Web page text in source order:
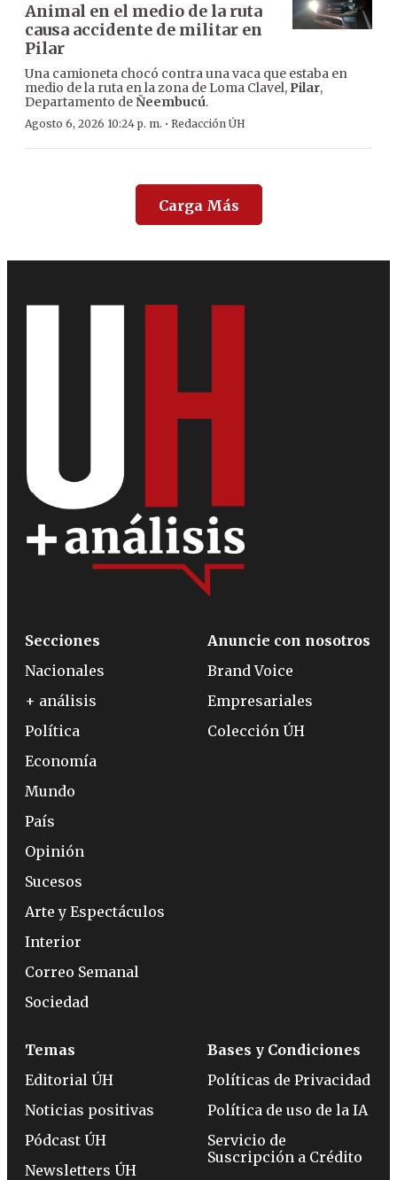
Animal en el medio de la ruta
causa accidente de militar en
Pilar
Una camioneta chocó contra una vaca que estaba en
medio de la ruta en la zona de Loma Clavel, Pilar,
Departamento deÑeembucú.
Agosto 6, 2026 10:24 p. m. · Redacción ÚH
Carga Más
Secciones
Nacionales
+ análisis
Política
Economía
Mundo
País
Opinión
Sucesos
Arte y Espectáculos
Interior
Correo Semanal
Sociedad
Anuncie con nosotros
Brand Voice
Empresariales
Colección ÚH
Temas
Editorial ÚH
Noticias positivas
Pódcast ÚH
Newsletters ÚH
Bases y Condiciones
Políticas de Privacidad
Política de uso de la IA
Servicio de
Suscripción a Crédito